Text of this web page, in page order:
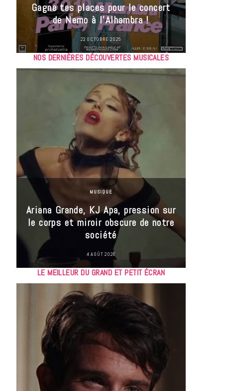
Gagne tes places pour le concert
de Nemo à l’Alhambra !
22 OCTOBRE 2025
NOS DERNIÈRES DÉCOUVERTES MUSICALES
MUSIQUE
Ariana Grande, KJ Apa, pression sur
le corps et miroir obscure de notre
société
4 AOÛT 2026
LE MEILLEUR DU GRAND ET PETIT ÉCRAN